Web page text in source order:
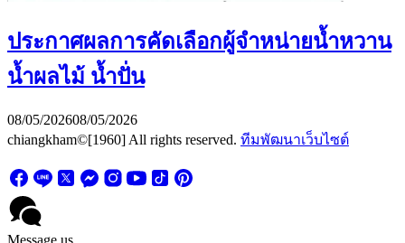
ประกาศผลการคัดเลือกผู้จำหน่ายน้ำหวาน
น้ำผลไม้ น้ำปั่น
08/05/202608/05/2026
chiangkham©[1960] All rights reserved. ทีมพัฒนาเว็บไซต์